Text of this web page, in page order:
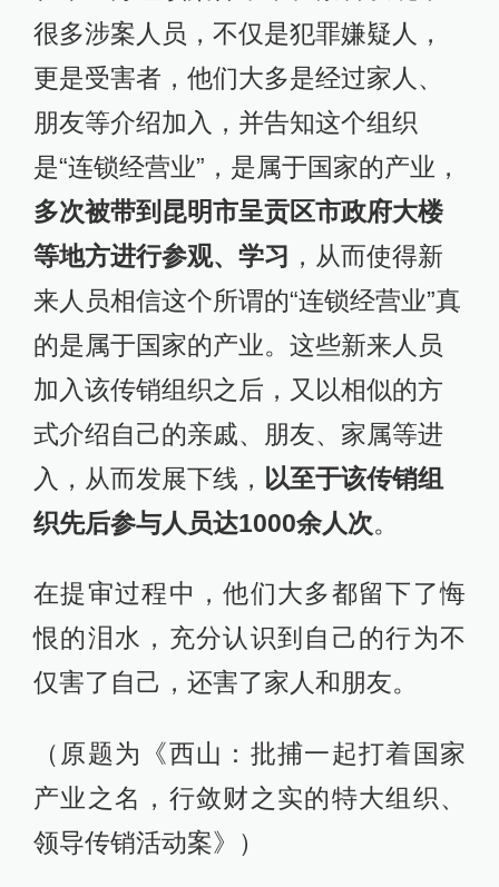
很多涉案人员，不仅是犯罪嫌疑人，
更是受害者，他们大多是经过家人、
朋友等介绍加入，并告知这个组织
是“连锁经营业”，是属于国家的产业，
多次被带到昆明市呈贡区市政府大楼
等地方进行参观、学习 ，从而使得新
来人员相信这个所谓的“连锁经营业”真
的是属于国家的产业。这些新来人员
加入该传销组织之后，又以相似的方
式介绍自己的亲戚、朋友、家属等进
入，从而发展下线， 以至于该传销组
织先后参与人员达1000余人次。
在提审过程中，他们大多都留下了悔
恨的泪水，充分认识到自己的行为不
仅害了自己，还害了家人和朋友。
（原题为《西山：批捕一起打着国家
产业之名，行敛财之实的特大组织、
领导传销活动案》）